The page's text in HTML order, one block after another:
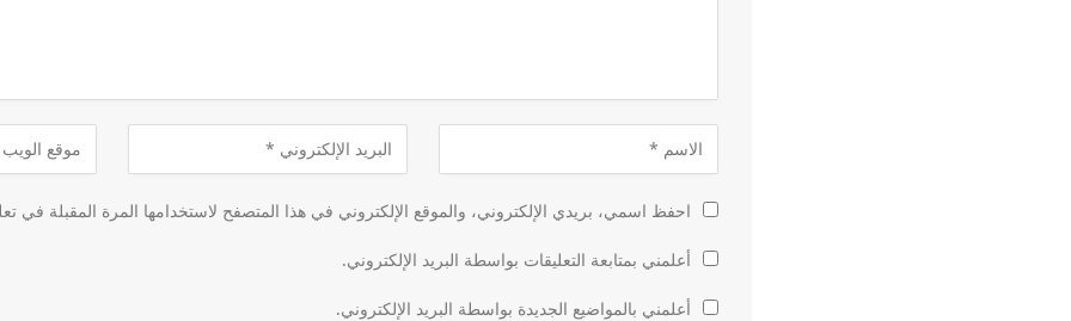
احفظ اسمي، بريدي الإلكتروني، والموقع الإلكتروني في هذا المتصفح لاستخدامها المرة المقبلة في
أعلمني بمتابعة التعليقات بواسطة البريد الإلكتروني.
أعلمني بالمواضيع الجديدة بواسطة البريد الإلكتروني.